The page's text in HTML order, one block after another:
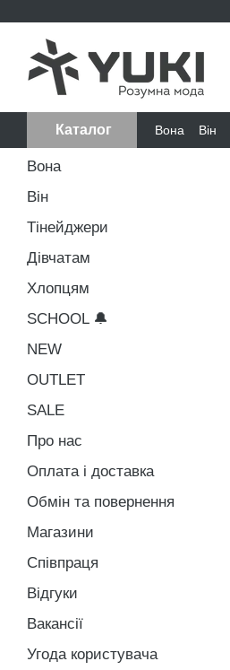
Каталог Вона Він
Вона
Він
Тінейджери
Дівчатам
Хлопцям
SCHOOL 🔔
NEW
OUTLET
SALE
Про нас
Оплата і доставка
Обмін та повернення
Магазини
Співпраця
Відгуки
Вакансії
Угода користувача